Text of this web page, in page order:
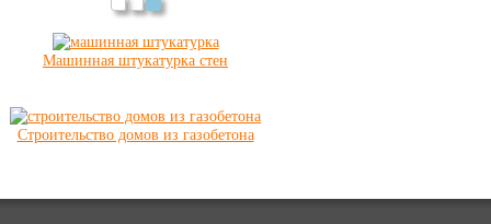
Машинная штукатурка стен
Строительство домов из газобетона